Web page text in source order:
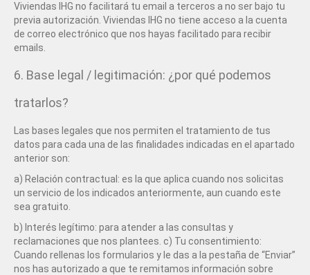
Viviendas IHG no facilitará tu email a terceros a no ser bajo tu
previa autorización. Viviendas IHG no tiene acceso a la cuenta
de correo electrónico que nos hayas facilitado para recibir
emails.
6. Base legal / legitimación: ¿por qué podemos
tratarlos?
Las bases legales que nos permiten el tratamiento de tus
datos para cada una de las finalidades indicadas en el apartado
anterior son:
a) Relación contractual: es la que aplica cuando nos solicitas
un servicio de los indicados anteriormente, aun cuando este
sea gratuito.
b) Interés legítimo: para atender a las consultas y
reclamaciones que nos plantees. c) Tu consentimiento:
Cuando rellenas los formularios y le das a la pestaña de “Enviar”
nos has autorizado a que te remitamos información sobre